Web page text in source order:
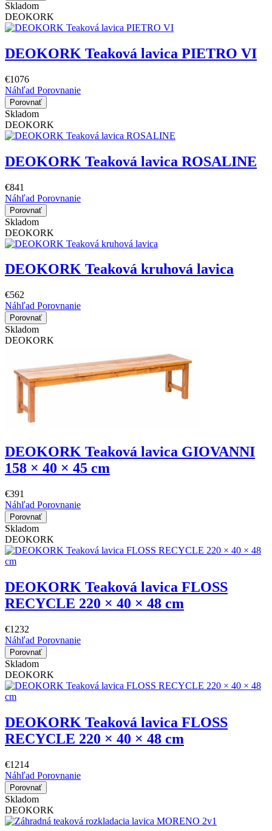
Skladom
DEOKORK
DEOKORK Teaková lavica PIETRO VI
€1076
Náhľad Porovnanie
Porovnať
Skladom
DEOKORK
DEOKORK Teaková lavica ROSALINE
€841
Náhľad Porovnanie
Porovnať
Skladom
DEOKORK
DEOKORK Teaková kruhová lavica
€562
Náhľad Porovnanie
Porovnať
Skladom
DEOKORK
DEOKORK Teaková lavica GIOVANNI
158 × 40 × 45 cm
€391
Náhľad Porovnanie
Porovnať
Skladom
DEOKORK
DEOKORK Teaková lavica FLOSS
RECYCLE 220 × 40 × 48 cm
€1232
Náhľad Porovnanie
Porovnať
Skladom
DEOKORK
DEOKORK Teaková lavica FLOSS
RECYCLE 220 × 40 × 48 cm
€1214
Náhľad Porovnanie
Porovnať
Skladom
DEOKORK